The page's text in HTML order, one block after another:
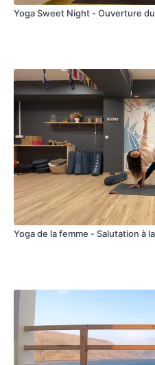
Yoga Sweet Night - Ouverture
Yoga de la femme - Salutation à